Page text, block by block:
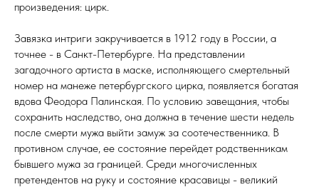
произведения: цирк.
Завязка интриги закручивается в 1912 году в России, а
точнее - в Санкт-Петербурге. На представлении
загадочного артиста в маске, исполняющего смертельный
номер на манеже петербургского цирка, появляется богатая
вдова Феодора Палинская. По условию завещания, чтобы
сохранить наследство, она должна в течение шести недель
после смерти мужа выйти замуж за соотечественника. В
противном случае, ее состояние перейдет родственникам
бывшего мужа за границей. Среди многочисленных
претендентов на руку и состояние красавицы - великий